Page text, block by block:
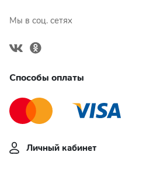
Мы в соц. сетях
Способы оплаты
Личный кабинет